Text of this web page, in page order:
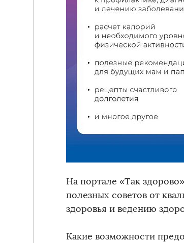
На портале «Так
полезных советов от
здоровья и ведению
Какие возможности